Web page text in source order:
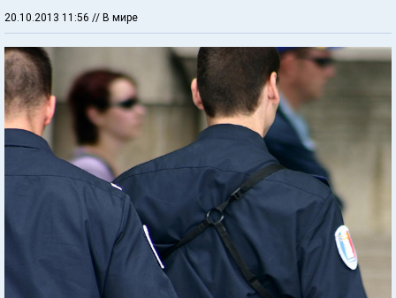
20.10.2013 11:56 // В мире